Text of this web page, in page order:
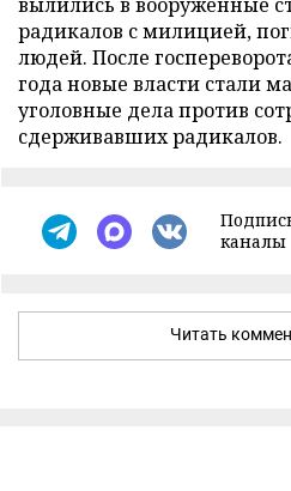
радикалов с милицией,
людей. После
года новые власти стали
уголовные дела против
сдерживавших радикалов.
каналы
Читать